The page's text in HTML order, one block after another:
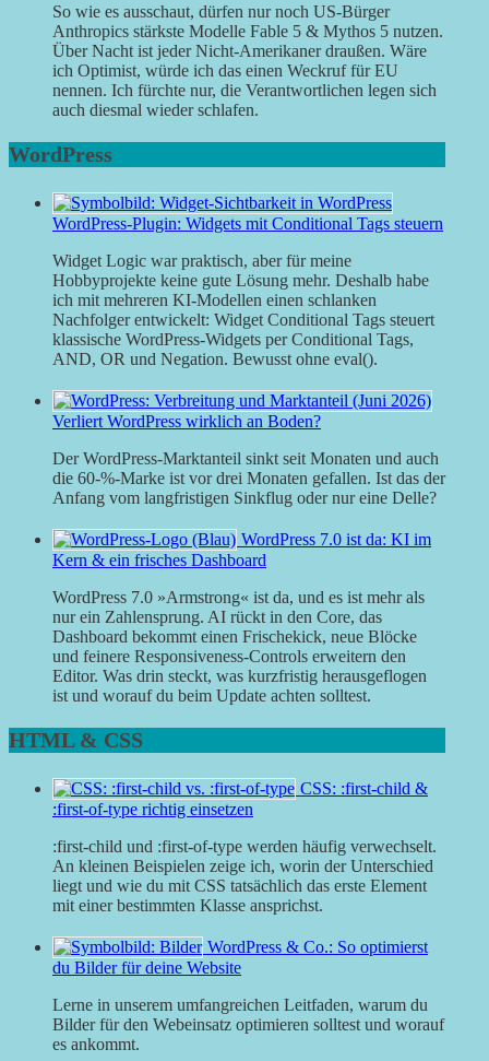
So wie es ausschaut, dürfen nur noch US-Bürger
Anthropics stärkste Modelle Fable 5 & Mythos 5 nutzen.
Über Nacht ist jeder Nicht-Amerikaner draußen. Wäre
ich Optimist, würde ich das einen Weckruf für EU
nennen. Ich fürchte nur, die Verantwortlichen legen sich
auch diesmal wieder schlafen.
WordPress
WordPress-Plugin: Widgets mit Conditional Tags steuern
Widget Logic war praktisch, aber für meine
Hobbyprojekte keine gute Lösung mehr. Deshalb habe
ich mit mehreren KI-Modellen einen schlanken
Nachfolger entwickelt: Widget Conditional Tags steuert
klassische WordPress-Widgets per Conditional Tags,
AND, OR und Negation. Bewusst ohne eval().
Verliert WordPress wirklich an Boden?
Der WordPress-Marktanteil sinkt seit Monaten und auch
die 60-%-Marke ist vor drei Monaten gefallen. Ist das der
Anfang vom langfristigen Sinkflug oder nur eine Delle?
WordPress 7.0 ist da: KI im
Kern & ein frisches Dashboard
WordPress 7.0 »Armstrong« ist da, und es ist mehr als
nur ein Zahlensprung. AI rückt in den Core, das
Dashboard bekommt einen Frischekick, neue Blöcke
und feinere Responsiveness-Controls erweitern den
Editor. Was drin steckt, was kurzfristig herausgeflogen
ist und worauf du beim Update achten solltest.
HTML & CSS
CSS: :first-child &
:first-of-type richtig einsetzen
:first-child und :first-of-type werden häufig verwechselt.
An kleinen Beispielen zeige ich, worin der Unterschied
liegt und wie du mit CSS tatsächlich das erste Element
mit einer bestimmten Klasse ansprichst.
WordPress & Co.: So optimierst
du Bilder für deine Website
Lerne in unserem umfangreichen Leitfaden, warum du
Bilder für den Webeinsatz optimieren solltest und worauf
es ankommt.